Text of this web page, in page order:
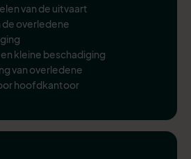
van de uitvaart
de overledene
kleine beschadiging
van overledene
hoofdkantoor